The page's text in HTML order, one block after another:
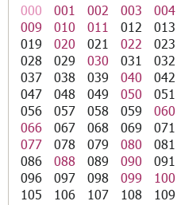
000
001 002 003 004
009
010 011 012 013
019
020 021 022 023
028
029 030 031 032
037
038 039 040 042
047
048 049 050 051
056
057 058 059 060
066
067 068 069 071
077
078 079 080 081
086
088 089 090 091
096
097 098 099 100
105
106 107 108 109